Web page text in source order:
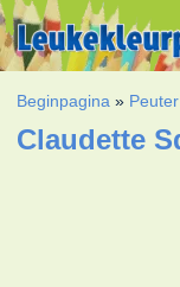
Beginpagina » Peuter
Claudette